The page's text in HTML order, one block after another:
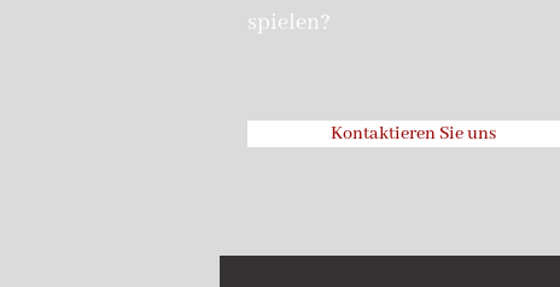
spielen?
Kontaktieren Sie uns